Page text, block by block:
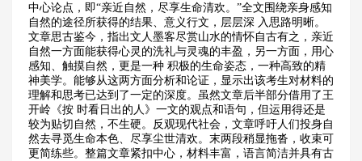
中心论点，即“亲近自然，尽享生命清欢。”全文围绕亲身感知
自然的途径所获得的结果、意义行文，层层深 入思路明晰。
文章思古鉴今，指出文人墨客尽赏山水的情怀自古有之，亲近
自然一方面能获得心灵的洗礼与灵魂的丰盈，另一方面，用心
感知、触摸自然，更是一种 积极的生命姿态，一种高致的精
神美学。能够从这两方面分析和论证，显示出该考生对材料的
理解和思考已达到了一定的深度。虽然文章后半部分借用了王
开岭《按 时看日出的人》一文的观点和语句，但运用得还是
较为贴切自然，不生硬。反观现代社会，文章呼吁人们投身自
然去寻觅生命本色、尽享尘世清欢。末两段稍显拖沓，收束可
更简练些。整篇文章紧扣中心，材料丰富，语言简洁并具有古